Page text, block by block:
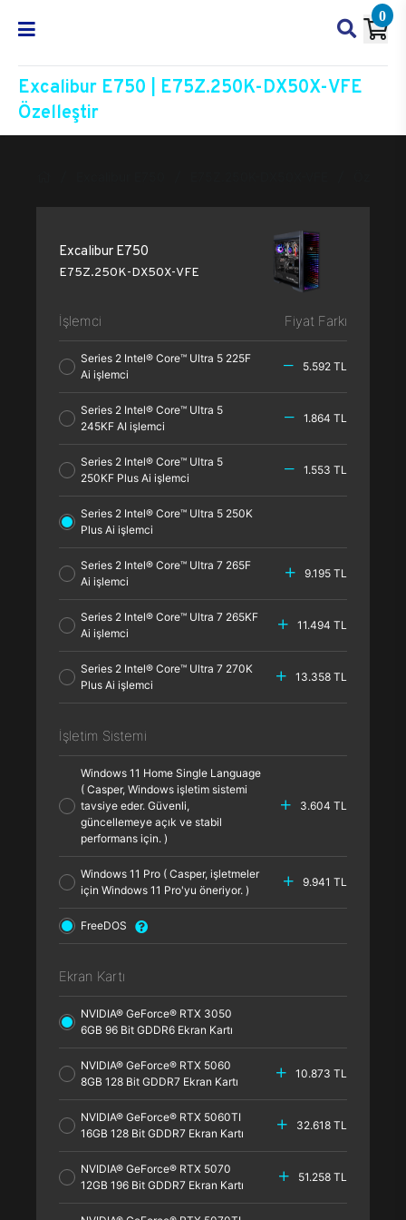
0
Excalibur E750 | E75Z.250K-DX50X-VFE
Özelleştir
Excalibur E750
E75Z.250K-DX50X-VFE
İşlemci Fiyat Farkı
Series 2 Intel® Core™ Ultra 5 225F
Ai işlemci
5.592 TL
Series 2 Intel® Core™ Ultra 5
245KF AI işlemci
1.864 TL
Series 2 Intel® Core™ Ultra 5
250KF Plus Ai işlemci
1.553 TL
Series 2 Intel® Core™ Ultra 5 250K
Plus Ai işlemci
Series 2 Intel® Core™ Ultra 7 265F
Ai işlemci
9.195 TL
Series 2 Intel® Core™ Ultra 7 265KF
Ai işlemci
11.494 TL
Series 2 Intel® Core™ Ultra 7 270K
Plus Ai işlemci
13.358 TL
İşletim Sistemi
Windows 11 Home Single Language
( Casper, Windows işletim sistemi
tavsiye eder. Güvenli,
güncellemeye açık ve stabil
performans için. )
3.604 TL
Windows 11 Pro ( Casper, işletmeler
için Windows 11 Pro'yu öneriyor. )
9.941 TL
FreeDOS
Ekran Kartı
NVIDIA® GeForce® RTX 3050
6GB 96 Bit GDDR6 Ekran Kartı
NVIDIA® GeForce® RTX 5060
8GB 128 Bit GDDR7 Ekran Kartı
10.873 TL
NVIDIA® GeForce® RTX 5060TI
16GB 128 Bit GDDR7 Ekran Kartı
32.618 TL
NVIDIA® GeForce® RTX 5070
12GB 196 Bit GDDR7 Ekran Kartı
51.258 TL